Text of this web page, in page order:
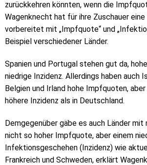
zurückkehren könnten, wenn die
Wagenknecht hat für ihre Zuschauer
vorbereitet mit „Impfquote“ und
Beispiel verschiedener Länder.
Spanien und Portugal stehen gut da,
niedrige Inzidenz. Allerdings haben auch
Belgien und Irland hohe Impfquoten,
höhere Inzidenz als in Deutschland.
Demgegenüber gäbe es auch Länder mit
nicht so hoher Impfquote, aber einem
Infektionsgeschehen (Inzidenz) wie
Frankreich und Schweden, erklärt